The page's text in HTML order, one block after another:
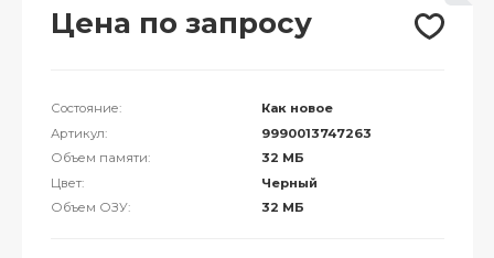
Цена по запросу
Состояние:
Как новое
Артикул:
9990013747263
Объем памяти:
32 МБ
Цвет:
Черный
Объем ОЗУ:
32 МБ